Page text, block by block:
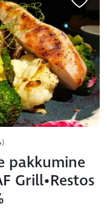
pakkumine
Grill•Restos